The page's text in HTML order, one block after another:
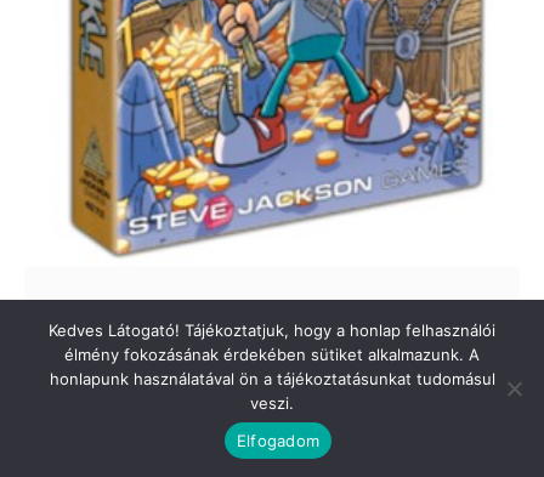
Munchkin Farkle
11.490Ft
Kedves Látogató! Tájékoztatjuk, hogy a honlap felhasználói
élmény fokozásának érdekében sütiket alkalmazunk. A
honlapunk használatával ön a tájékoztatásunkat tudomásul
veszi.
Elfogadom